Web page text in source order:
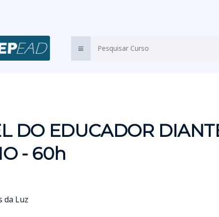
DO EDUCADOR
- 60h
da Luz